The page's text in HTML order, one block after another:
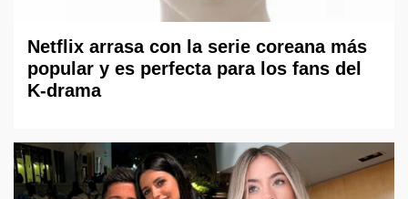
Netflix arrasa con la serie coreana más
popular y es perfecta para los fans del
K-drama